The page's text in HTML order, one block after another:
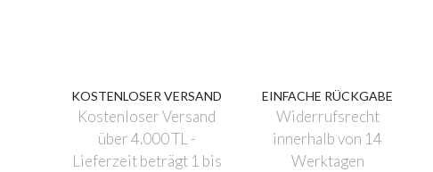
KOSTENLOSER VERSAND
Kostenloser Versand
über 4.000 TL -
Lieferzeit beträgt 1 bis
EINFACHE RÜCKGABE
Widerrufsrecht
innerhalb von 14
Werktagen